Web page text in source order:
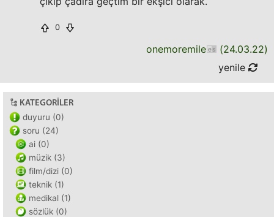
0
onemoremile (24.03.22)
yenile
KATEGORILER
duyuru (0)
soru (24)
ai (0)
müzik (3)
film/dizi (0)
teknik (1)
medikal (1)
sözlük (0)